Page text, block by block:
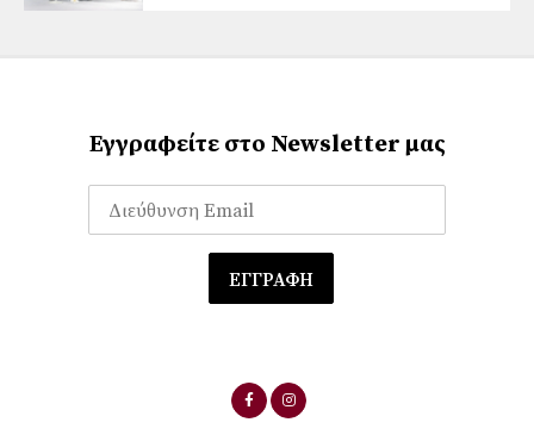
Εγγραφείτε στο Newsletter μας